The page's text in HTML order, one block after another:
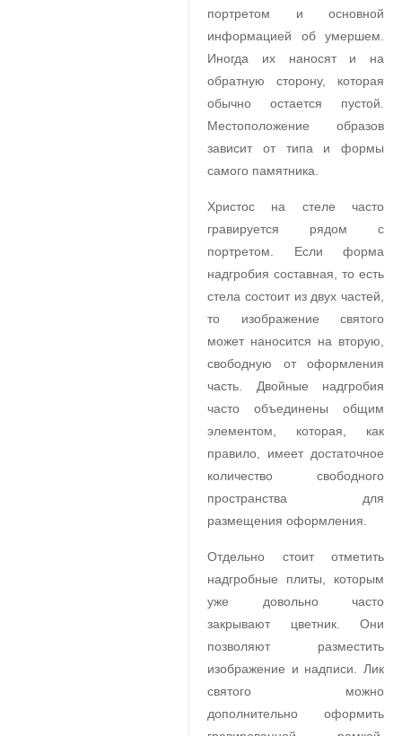
портретом и основной
информацией об умершем.
Иногда их наносят и на
обратную сторону, которая
обычно остается пустой.
Местоположение образов
зависит от типа и формы
самого памятника.
Христос на стеле часто
гравируется рядом с
портретом. Если форма
надгробия составная, то есть
стела состоит из двух частей,
то изображение святого
может наносится на вторую,
свободную от оформления
часть. Двойные надгробия
часто объединены общим
элементом, которая, как
правило, имеет достаточное
количество свободного
пространства для
размещения оформления.
Отдельно стоит отметить
надгробные плиты, которым
уже довольно часто
закрывают цветник. Они
позволяют разместить
изображение и надписи. Лик
святого можно
дополнительно оформить